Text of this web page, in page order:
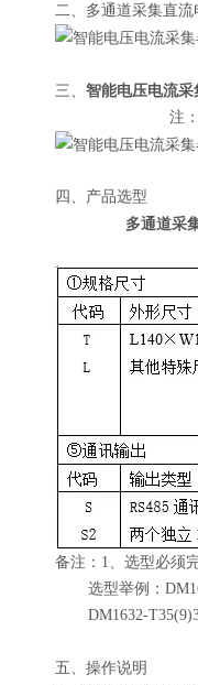
二、多通道采集直
三、 智能电压电流采
注： 多种定
四、产品选型
多通道采
备注：1、选型必须
选型举例：
DM1632-
五、操作说明